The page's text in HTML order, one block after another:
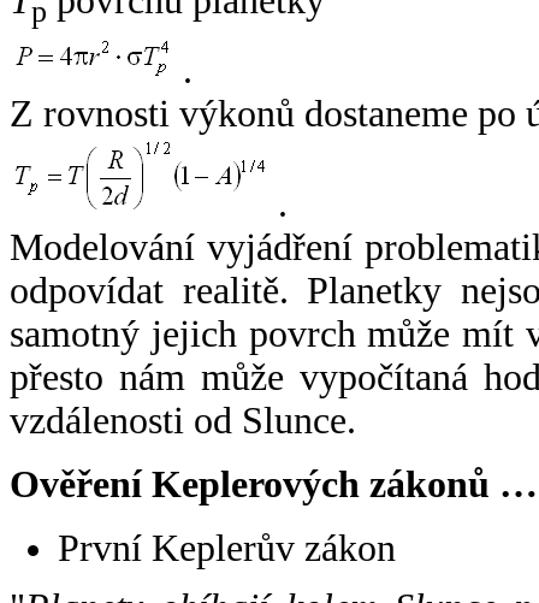
p
.
Z rovnosti výkonů dostaneme po
.
Modelování vyjádření
odpovídat realitě. Planetky
samotný jejich povrch může mít
přesto nám může vypočítaná
vzdálenosti od Slunce.
Ověření Keplerových zákonů …
První Keplerův zákon